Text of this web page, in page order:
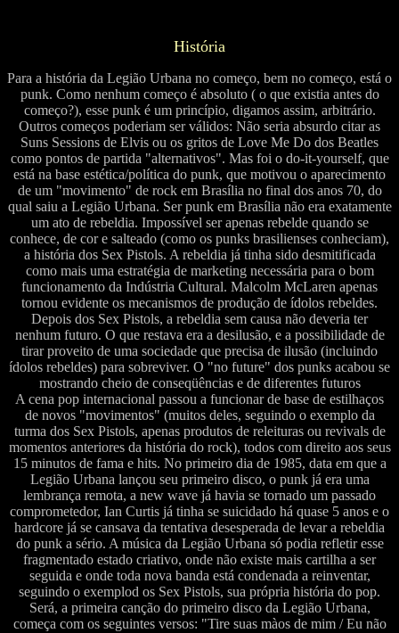
História
Para a história da Legião Urbana no começo, bem no começo, está o
punk. Como nenhum começo é absoluto ( o que existia antes do
começo?), esse punk é um princípio, digamos assim, arbitrário.
Outros começos poderiam ser válidos: Não seria absurdo citar as
Suns Sessions de Elvis ou os gritos de Love Me Do dos Beatles
como pontos de partida "alternativos". Mas foi o do-it-yourself, que
está na base estética/política do punk, que motivou o aparecimento
de um "movimento" de rock em Brasília no final dos anos 70, do
qual saiu a Legião Urbana. Ser punk em Brasília não era exatamente
um ato de rebeldia. Impossível ser apenas rebelde quando se
conhece, de cor e salteado (como os punks brasilienses conheciam),
a história dos Sex Pistols. A rebeldia já tinha sido desmitificada
como mais uma estratégia de marketing necessária para o bom
funcionamento da Indústria Cultural. Malcolm McLaren apenas
tornou evidente os mecanismos de produção de ídolos rebeldes.
Depois dos Sex Pistols, a rebeldia sem causa não deveria ter
nenhum futuro. O que restava era a desilusão, e a possibilidade de
tirar proveito de uma sociedade que precisa de ilusão (incluindo
ídolos rebeldes) para sobreviver. O "no future" dos punks acabou se
mostrando cheio de conseqüências e de diferentes futuros
A cena pop internacional passou a funcionar de base de estilhaços
de novos "movimentos" (muitos deles, seguindo o exemplo da
turma dos Sex Pistols, apenas produtos de releituras ou revivals de
momentos anteriores da história do rock), todos com direito aos seus
15 minutos de fama e hits. No primeiro dia de 1985, data em que a
Legião Urbana lançou seu primeiro disco, o punk já era uma
lembrança remota, a new wave já havia se tornado um passado
comprometedor, Ian Curtis já tinha se suicidado há quase 5 anos e o
hardcore já se cansava da tentativa desesperada de levar a rebeldia
do punk a sério. A música da Legião Urbana só podia refletir esse
fragmentado estado criativo, onde não existe mais cartilha a ser
seguida e onde toda nova banda está condenada a reinventar,
seguindo o exemplod os Sex Pistols, sua própria história do pop.
Será, a primeira canção do primeiro disco da Legião Urbana,
começa com os seguintes versos: "Tire suas màos de mim / Eu não